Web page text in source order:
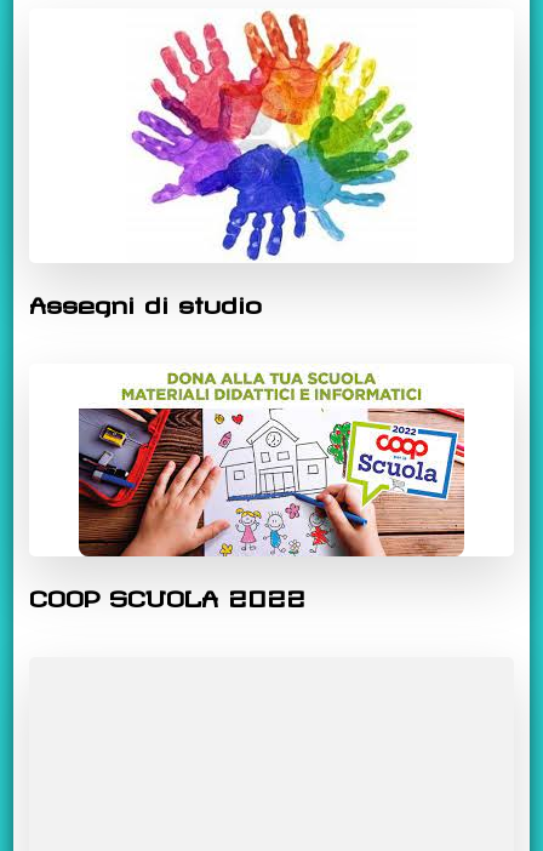
Assegni di studio
COOP SCUOLA 2022